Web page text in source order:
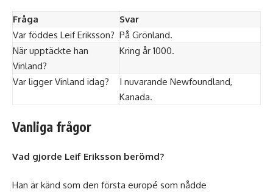
Fråga
Svar
Var föddes Leif Eriksson? På Grönland.
När upptäckte han
Vinland?
Kring år 1000.
Var ligger Vinland idag?
I nuvarande Newfoundland,
Kanada.
Vanliga frågor
Vad gjorde Leif Eriksson berömd?
Han är känd som den första europé som nådde